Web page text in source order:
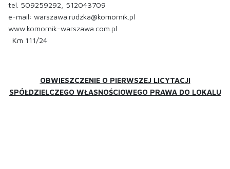
tel. 509259292, 512043709
e-mail: warszawa.rudzka@komornik.pl
www.komornik-warszawa.com.pl
Km 111/24
OBWIESZCZENIE O PIERWSZEJ LICYTACJI
SPÓŁDZIELCZEGO WŁASNOŚCIOWEGO PRAWA DO LOKALU